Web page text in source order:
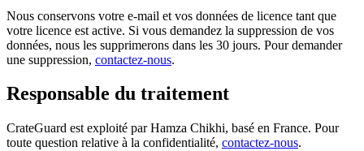
Nous conservons votre e-mail et vos données de licence tant que
votre licence est active. Si vous demandez la suppression de vos
données, nous les supprimerons dans les 30 jours. Pour demander
une suppression, contactez-nous.
Responsable du traitement
CrateGuard est exploité par Hamza Chikhi, basé en France. Pour
toute question relative à la confidentialité, contactez-nous.